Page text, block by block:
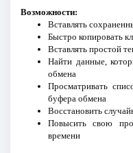
Возможности:
Вставлять
Быстро копировать
Вставлять простой
Найти данные,
обмена
Просматривать
буфера обмена
Восстановить
Повысить свою
времени